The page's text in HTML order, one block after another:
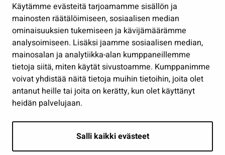
Käytämme evästeitä tarjoamamme sisällön ja
mainosten räätälöimiseen, sosiaalisen median
ominaisuuksien tukemiseen ja kävijämäärämme
analysoimiseen. Lisäksi jaamme sosiaalisen median,
mainosalan ja analytiikka-alan kumppaneillemme
tietoja siitä, miten käytät sivustoamme. Kumppanimme
voivat yhdistää näitä tietoja muihin tietoihin, joita olet
antanut heille tai joita on kerätty, kun olet käyttänyt
heidän palvelujaan.
Salli kaikki evästeet
Työ ja yrittäminen
Osallistu ja asioi
Näytä omat evästeasetukseni
Seuraa meitä